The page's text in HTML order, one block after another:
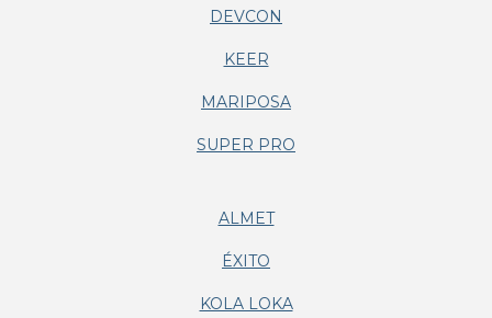
DEVCON
KEER
MARIPOSA
SUPER PRO
ALMET
ÉXITO
KOLA LOKA